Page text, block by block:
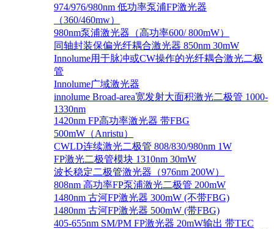
974/976/980nm 低功率泵浦FP激光器
（360/460mw）
980nm泵浦激光器（高功率600/ 800mW）
同轴封装保偏光纤耦合激光器 850nm 30mW
Innolume用于脉冲或CW操作的光纤耦合激光二极
管
Innolume广域激光器
innolume Broad-area宽发射大面积激光二极管 1000-
1330nm
1420nm FP高功率激光器 带FBG
500mW（Anristu）
CWLD连续激光二极管 808/830/980nm 1W
FP激光二极管模块 1310nm 30mW
波长稳定二极管激光器（976nm 200W）
808nm 高功率FP泵浦激光二极管 200mW
1480nm 古河FP激光器 300mW (不带FBG)
1480nm 古河FP激光器 500mW (带FBG)
405-655nm SM/PM FP激光器 20mW输出 带TEC